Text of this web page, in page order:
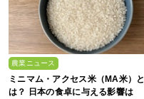
農業ニュース
ミニマム・アクセス米（MA米）と
は？ 日本の食卓に与える影響は